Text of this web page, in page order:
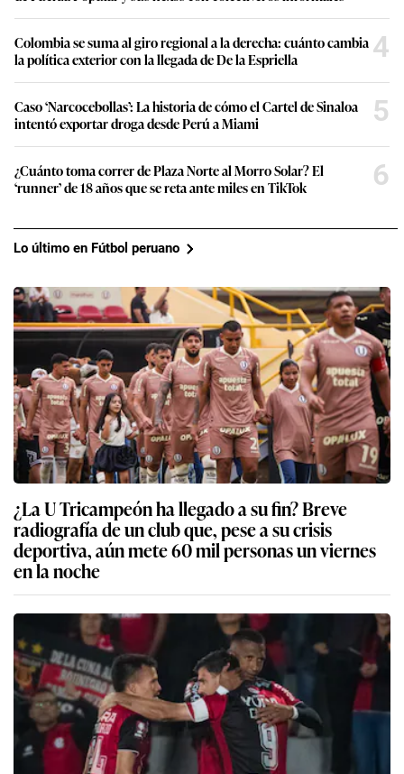
Colombia se suma al giro regional a la derecha: cuánto cambia
la política exterior con la llegada de De la Espriella
4
Caso ‘Narcocebollas’: La historia de cómo el Cartel de Sinaloa
intentó exportar droga desde Perú a Miami
5
¿Cuánto toma correr de Plaza Norte al Morro Solar? El
‘runner’ de 18 años que se reta ante miles en TikTok
6
Lo último en Fútbol peruano
¿La U Tricampeón ha llegado a su fin? Breve
radiografía de un club que, pese a su crisis
deportiva, aún mete 60 mil personas un viernes
en la noche